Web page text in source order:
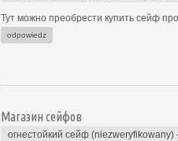
Тут можно преобрести купить сейф
odpowiedz
Магазин сейфов
огнестойкий сейф (niezweryfikowany)